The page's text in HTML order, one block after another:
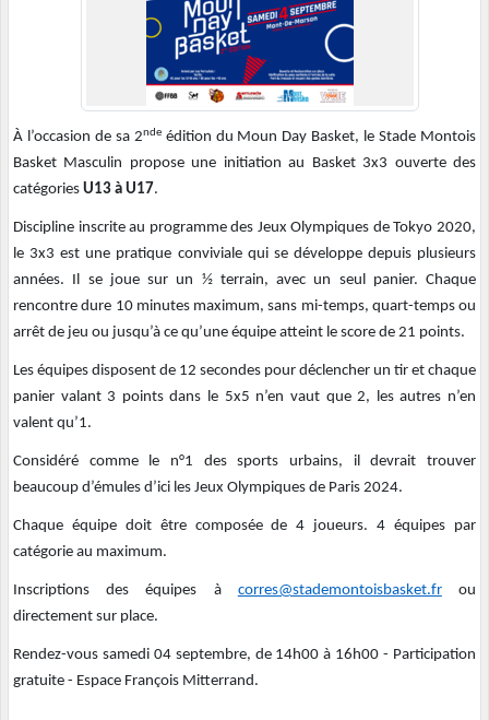
À l’occasion de sa 2ndeédition du Moun Day Basket, le Stade Montois
Basket Masculin propose une initiation au Basket 3x3 ouverte des
catégories U13 à U17.
Discipline inscrite au programme des Jeux Olympiques de Tokyo 2020,
le 3x3 est une pratique conviviale qui se développe depuis plusieurs
années. Il se joue sur un ½ terrain, avec un seul panier. Chaque
rencontre dure 10 minutes maximum, sans mi-temps, quart-temps ou
arrêt de jeu ou jusqu’à ce qu’une équipe atteint le score de 21 points.
Les équipes disposent de 12 secondes pour déclencher un tir et chaque
panier valant 3 points dans le 5x5 n’en vaut que 2, les autres n’en
valent qu’1.
Considéré comme le n°1 des sports urbains, il devrait trouver
beaucoup d’émules d’ici les Jeux Olympiques de Paris 2024.
Chaque équipe doit être composée de 4 joueurs. 4 équipes par
catégorie au maximum.
Inscriptions des équipes à corres@stademontoisbasket.frou
directement sur place.
Rendez-vous samedi 04 septembre, de 14h00 à 16h00 - Participation
gratuite - Espace François Mitterrand.